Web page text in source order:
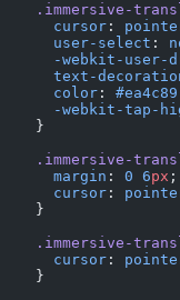
.immersive-
      cursor
:
      user-select
:
-webkit-
text-
      color
: #ea4c89
-webkit-
    }
.immersive-
      margin
: 0 6px ;
      cursor
:
    }
.immersive-
      cursor
:
    }